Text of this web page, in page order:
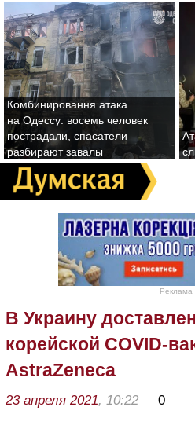
Комбинировання атака
на Одессу: восемь человек
пострадали, спасатели
разбирают завалы
Реклама
В Украину
корейской COVID-
AstraZeneca
23 апреля 2021, 10:22 0